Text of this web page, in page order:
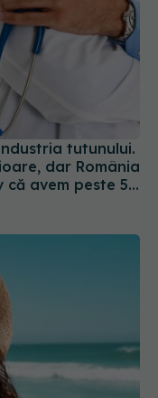
dar România
avem peste 5